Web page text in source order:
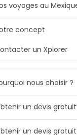
voyages au
concept
un Xplorer
nous choisir ?
un devis
un devis